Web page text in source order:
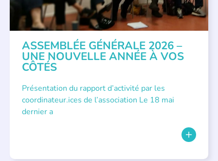
ASSEMBLÉE GÉNÉRALE 2026 –
UNE NOUVELLE ANNÉE À VOS
CÔTÉS
Présentation du rapport d’activité par les
coordinateur.ices de l’association Le 18 mai
dernier a